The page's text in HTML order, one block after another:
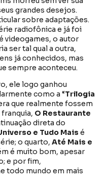
grandes desejos.
sobre adaptações.
radiofônica e já foi
videogames, o autor
ser tal qual a outra,
já conhecidos, mas
sempre aconteceu.
ele logo ganhou
como a “Trilogia
que realmente fossem
O Restaurante
direta do
e Tudo Mais é
o quarto, Até Mais e
é muito bom, apesar
e por fim,
todo mundo em mais